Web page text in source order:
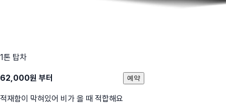
1톤 탑차
62,000원 부터
적재함이 막혀있어 비가 올 때 적합해요
예약